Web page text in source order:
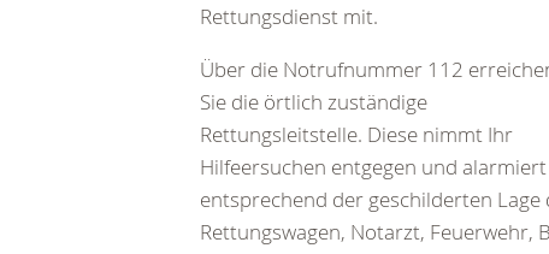
Rettungsdienst mit.
Über die Notrufnummer 112
Sie die örtlich zuständige
Rettungsleitstelle. Diese nimmt Ihr
Hilfeersuchen entgegen und alarmiert
entsprechend der geschilderten
Rettungswagen, Notarzt, Feuerwehr,